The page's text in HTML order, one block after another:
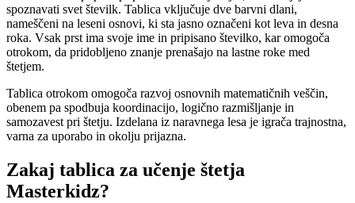
spoznavati svet številk. Tablica vključuje dve barvni dlani,
nameščeni na leseni osnovi, ki sta jasno označeni kot leva in desna
roka. Vsak prst ima svoje ime in pripisano številko, kar omogoča
otrokom, da pridobljeno znanje prenašajo na lastne roke med
štetjem.
Tablica otrokom omogoča razvoj osnovnih matematičnih veščin,
obenem pa spodbuja koordinacijo, logično razmišljanje in
samozavest pri štetju. Izdelana iz naravnega lesa je igrača trajnostna,
varna za uporabo in okolju prijazna.
Zakaj tablica za učenje štetja
Masterkidz?